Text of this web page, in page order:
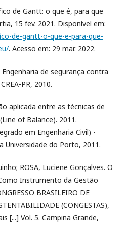
de Gantt: o que é, para que
15 fev. 2021. Disponível em:
de-gantt-o-que-e-para-que-
. Acesso em: 29 mar. 2022.
Engenharia de segurança contra
PR, 2010.
aplicada entre as técnicas de
of Balance). 2011.
em Engenharia Civil) -
Universidade do Porto, 2011.
ROSA, Luciene Gonçalves. O
Instrumento da Gestão
BRASILEIRO DE
(CONGESTAS),
[...] Vol. 5. Campina Grande,